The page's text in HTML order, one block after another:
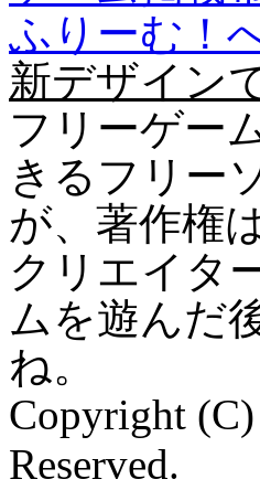
ふりーむ！
新デザイン
フリーゲー
きるフリー
が、著作権
クリエイタ
ムを遊んだ
ね。
Copyright
Reserved.